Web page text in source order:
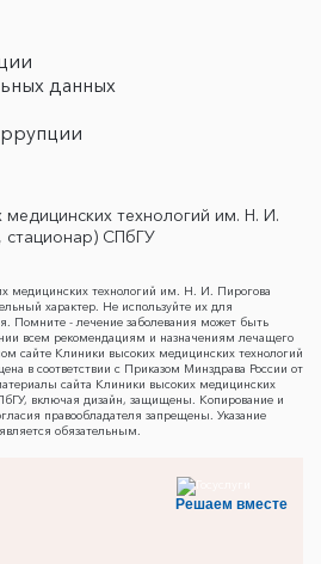
данных
технологий им. Н. И.
стационар) СПбГУ
медицинских технологий им. Н. И. Пирогова
характер. Не используйте их для
Помните - лечение заболевания может быть
всем рекомендациям и назначениям лечащего
сайте Клиники высоких медицинских технологий
в соответствии с Приказом Минздрава России от
сайта Клиники высоких медицинских
включая дизайн, защищены. Копирование и
правообладателя запрещены. Указание
обязательным.
Решаем вместе